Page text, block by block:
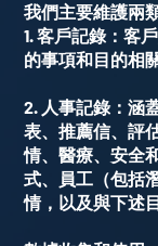
我們主要維護兩
1.客戶記錄：客
的事項和目的相
2. 人事記錄：涵
表、推薦信、評
情、醫療、安全
式、員工（包括
情，以及與下述